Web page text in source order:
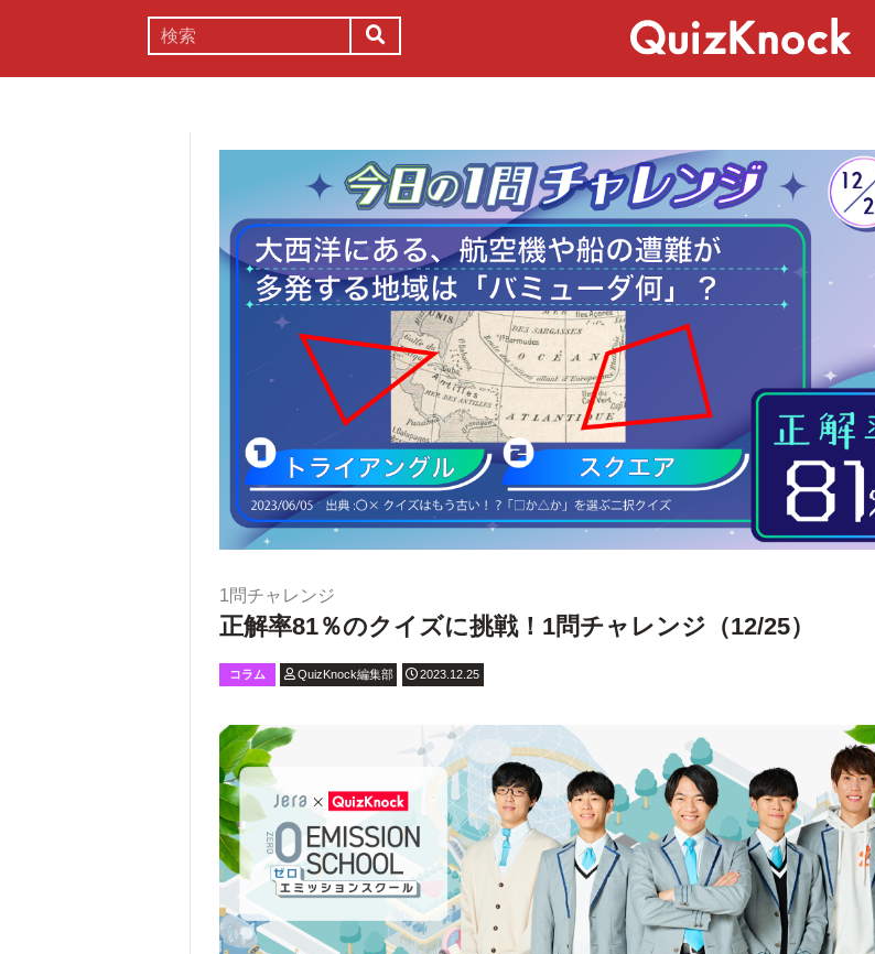
1問チャレンジ
正解率81％のクイズに挑戦！1問チャレンジ（12/25）
コラム QuizKnock編集部 2023.12.25